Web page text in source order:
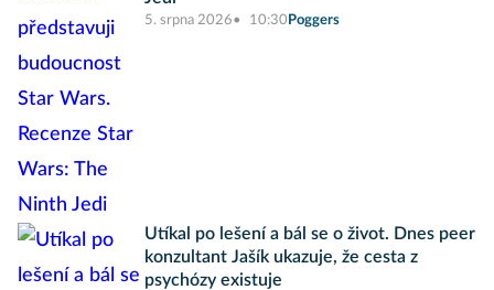
5. srpna 2026 10:30 Poggers
Utíkal po lešení a bál se o život. Dnes peer
konzultant Jašík ukazuje, že cesta z
psychózy existuje